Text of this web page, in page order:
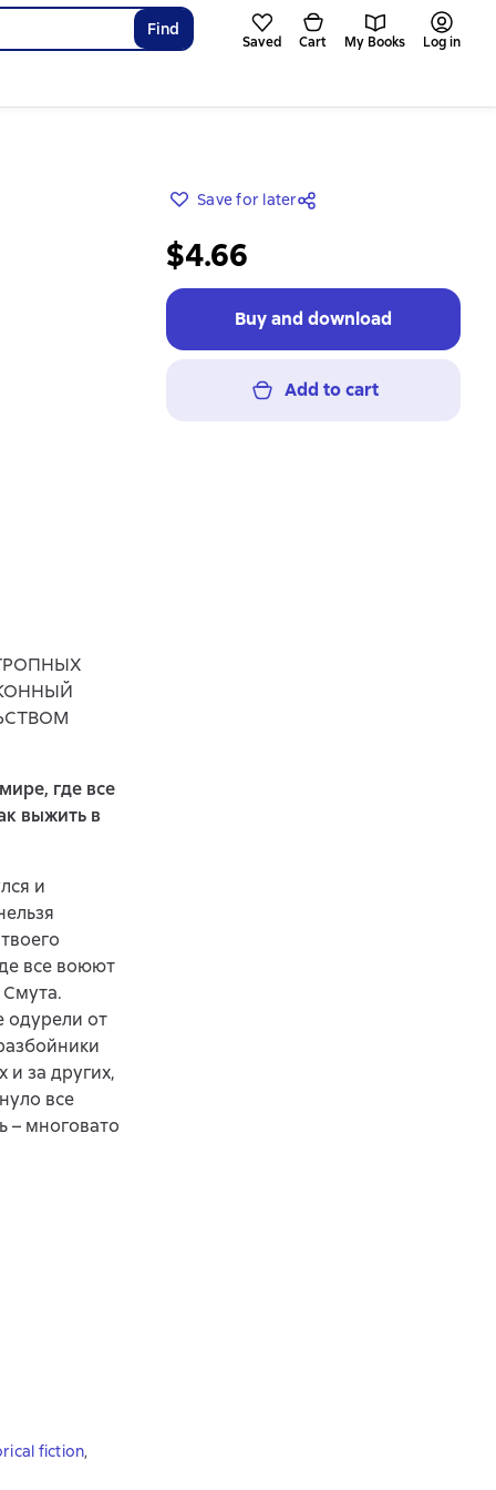
Find
Saved Cart My Books Log in
Save for later
$4.66
Buy and download
Add to cart
где все
выжить в
и
все воюют
Смута.
одурели от
и за других,
все
– многовато
fiction,